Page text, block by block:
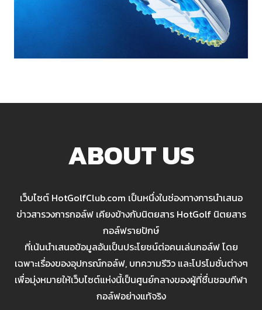
ABOUT US
เว็บไซต์ HotGolfClub.com เป็นหนึ่งในช่องทางการนำเสนอ
ข่าวสารวงการกอล์ฟ เคียงข้างกับนิตยสาร HotGolf นิตยสาร
กอล์ฟรายปักษ์
ที่เน้นนำเสนอข้อมูลอันเป็นประโยชน์ต่อคนเล่นกอล์ฟ โดย
เฉพาะเรื่องของอุปกรณ์กอล์ฟ, บทความรีวิว และโปรโมชั่นต่างๆ
เพื่อมุ่งหมายให้เว็บไซต์แห่งนี้เป็นศูนย์กลางของผู้ที่ชื่นชอบกีฬา
กอล์ฟอย่างแท้จริง